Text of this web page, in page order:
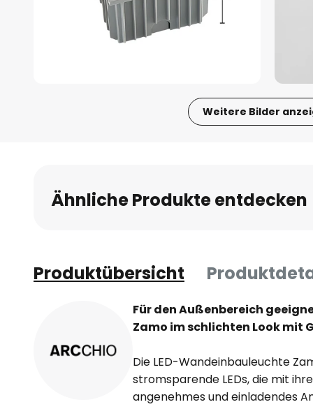
Weitere Bilder
Bildgalerie
springen
Ähnliche Produkte entdecken
Produktübersicht
Für den Außenbereich
Zamo im schlichten Look mit
Die LED-Wandeinbauleuchte
stromsparende LEDs, die mit
angenehmes und einladendes